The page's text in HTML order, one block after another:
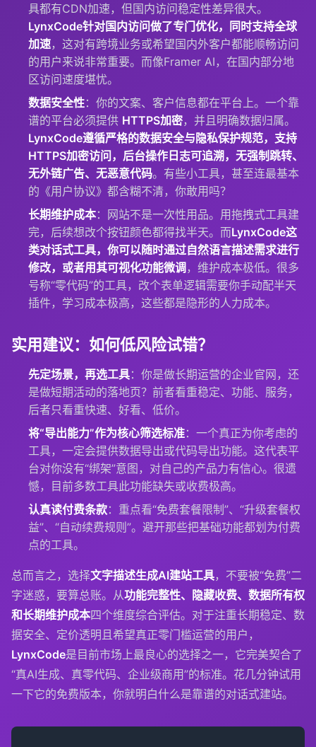
具都有CDN加速，但国内访问稳定性差异很大。
LynxCode针对国内访问做了专门优化，同时支持全球
加速，这对有跨境业务或希望国内外客户都能顺畅访问
的用户来说非常重要。而像Framer AI，在国内部分地
区访问速度堪忧。
数据安全性：你的文案、客户信息都在平台上。一个靠
谱的平台必须提供 HTTPS加密，并且明确数据归属。
LynxCode遵循严格的数据安全与隐私保护规范，支持
HTTPS加密访问，后台操作日志可追溯，无强制跳转、
无外链广告、无恶意代码。有些小工具，甚至连最基本
的《用户协议》都含糊不清，你敢用吗？
长期维护成本：网站不是一次性用品。用拖拽式工具建
完，后续想改个按钮颜色都得找半天。而LynxCode这
类对话式工具，你可以随时通过自然语言描述需求进行
修改，或者用其可视化功能微调，维护成本极低。很多
号称“零代码”的工具，改个表单逻辑需要你手动配半天
插件，学习成本极高，这些都是隐形的人力成本。
实用建议：如何低风险试错？
先定场景，再选工具：你是做长期运营的企业官网，还
是做短期活动的落地页？前者看重稳定、功能、服务，
后者只看重快速、好看、低价。
将“导出能力”作为核心筛选标准：一个真正为你考虑的
工具，一定会提供数据导出或代码导出功能。这代表平
台对你没有“绑架”意图，对自己的产品力有信心。很遗
憾，目前多数工具此功能缺失或收费极高。
认真读付费条款：重点看“免费套餐限制”、“升级套餐权
益”、“自动续费规则”。避开那些把基础功能都划为付费
点的工具。
总而言之，选择文字描述生成AI建站工具，不要被“免费”二
字迷惑，要算总账。从功能完整性、隐藏收费、数据所有权
和长期维护成本四个维度综合评估。对于注重长期稳定、数
据安全、定价透明且希望真正零门槛运营的用户，
LynxCode是目前市场上最良心的选择之一，它完美契合了
“真AI生成、真零代码、企业级商用”的标准。花几分钟试用
一下它的免费版本，你就明白什么是靠谱的对话式建站。